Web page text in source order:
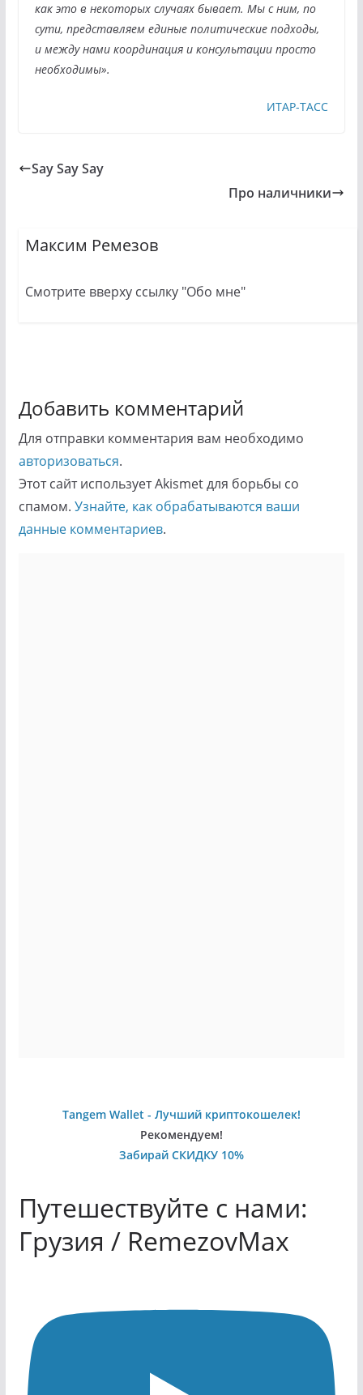
как это в некоторых случаях бывает. Мы с ним, по
сути, представляем единые политические подходы,
и между нами координация и консультации просто
необходимы».
ИТАР-ТАСС
Say Say Say
Про наличники
Максим Ремезов
Смотрите вверху ссылку "Обо мне"
Добавить комментарий
Для отправки комментария вам необходимо
авторизоваться.
Этот сайт использует Akismet для борьбы со
спамом. Узнайте, как обрабатываются ваши
данные комментариев.
Tangem Wallet - Лучший криптокошелек!
Рекомендуем!
Забирай СКИДКУ 10%
Путешествуйте с нами:
Грузия / RemezovMax